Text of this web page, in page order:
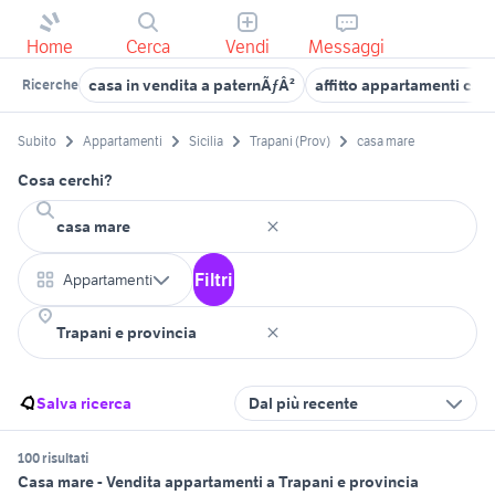
Home Cerca Vendi Messaggi
Ricerche casa in vendita a paternÃƒÂ² affitto appartamenti
Subito Appartamenti Sicilia Trapani (Prov) casa mare
Cosa cerchi?
Appartamenti Filtri
Salva ricerca Dal più recente
100 risultati
Casa mare - Vendita appartamenti a Trapani e provincia